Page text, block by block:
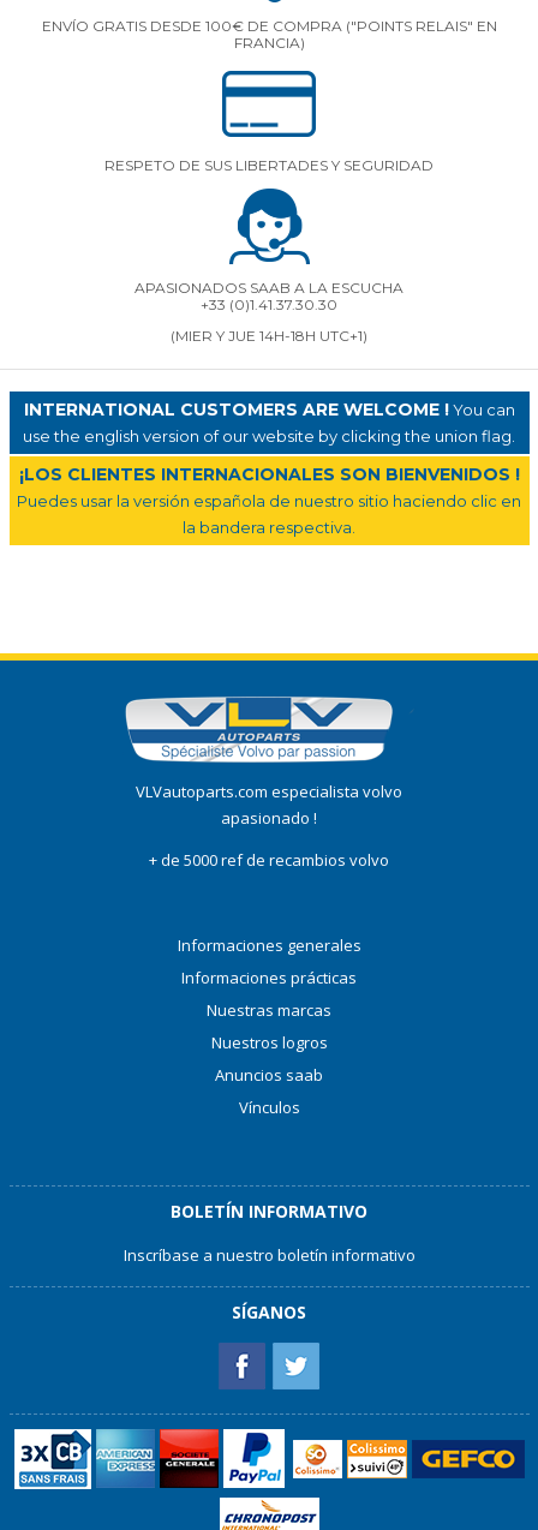
ENVÍO GRATIS DESDE 100€ DE COMPRA ("POINTS RELAIS" EN
FRANCIA)
RESPETO DE SUS LIBERTADES Y SEGURIDAD
APASIONADOS SAAB A LA ESCUCHA
+33 (0)1.41.37.30.30
(MIER Y JUE 14H-18H UTC+1)
INTERNATIONAL CUSTOMERS ARE WELCOME !You can
use the english version of our website by clicking the union flag.
¡LOS CLIENTES INTERNACIONALES SON BIENVENIDOS !
Puedes usar la versión española de nuestro sitio haciendo clic en
la bandera respectiva.
VLVautoparts.com especialista volvo
apasionado !
+ de 5000 ref de recambios volvo
Informaciones generales
Informaciones prácticas
Nuestras marcas
Nuestros logros
Anuncios saab
Vínculos
BOLETÍN INFORMATIVO
Inscríbase a nuestro boletín informativo
SÍGANOS